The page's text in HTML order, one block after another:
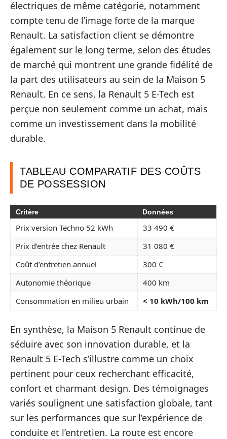
électriques de même catégorie, notamment
compte tenu de l’image forte de la marque
Renault. La satisfaction client se démontre
également sur le long terme, selon des études
de marché qui montrent une grande fidélité de
la part des utilisateurs au sein de la Maison 5
Renault. En ce sens, la Renault 5 E-Tech est
perçue non seulement comme un achat, mais
comme un investissement dans la mobilité
durable.
TABLEAU COMPARATIF DES COÛTS
DE POSSESSION
Critère Données
Prix version Techno 52 kWh
33 490 €
Prix d’entrée chez Renault
31 080 €
Coût d’entretien annuel
300 €
Autonomie théorique
400 km
Consommation en milieu urbain
< 10 kWh/100 km
En synthèse, la Maison 5 Renault continue de
séduire avec son innovation durable, et la
Renault 5 E-Tech s’illustre comme un choix
pertinent pour ceux recherchant efficacité,
confort et charmant design. Des témoignages
variés soulignent une satisfaction globale, tant
sur les performances que sur l’expérience de
conduite et l’entretien. La route est encore